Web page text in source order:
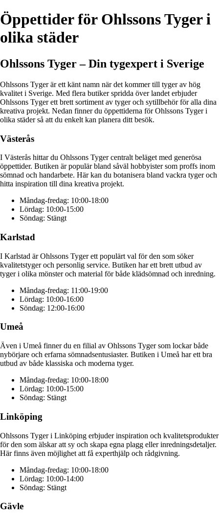
Öppettider för Ohlssons Tyger i
olika städer
Ohlssons Tyger – Din tygexpert i Sverige
Ohlssons Tyger är ett känt namn när det kommer till tyger av hög
kvalitet i Sverige. Med flera butiker spridda över landet erbjuder
Ohlssons Tyger ett brett sortiment av tyger och sytillbehör för alla dina
kreativa projekt. Nedan finner du öppettiderna för Ohlssons Tyger i
olika städer så att du enkelt kan planera ditt besök.
Västerås
I Västerås hittar du Ohlssons Tyger centralt beläget med generösa
öppettider. Butiken är populär bland såväl hobbyister som proffs inom
sömnad och handarbete. Här kan du botanisera bland vackra tyger och
hitta inspiration till dina kreativa projekt.
Måndag-fredag: 10:00-18:00
Lördag: 10:00-15:00
Söndag: Stängt
Karlstad
I Karlstad är Ohlssons Tyger ett populärt val för den som söker
kvalitetstyger och personlig service. Butiken har ett brett utbud av
tyger i olika mönster och material för både klädsömnad och inredning.
Måndag-fredag: 11:00-19:00
Lördag: 10:00-16:00
Söndag: 12:00-16:00
Umeå
Även i Umeå finner du en filial av Ohlssons Tyger som lockar både
nybörjare och erfarna sömnadsentusiaster. Butiken i Umeå har ett bra
utbud av både klassiska och moderna tyger.
Måndag-fredag: 10:00-18:00
Lördag: 10:00-15:00
Söndag: Stängt
Linköping
Ohlssons Tyger i Linköping erbjuder inspiration och kvalitetsprodukter
för den som älskar att sy och skapa egna plagg eller inredningsdetaljer.
Här finns även möjlighet att få experthjälp och rådgivning.
Måndag-fredag: 10:00-18:00
Lördag: 10:00-14:00
Söndag: Stängt
Gävle